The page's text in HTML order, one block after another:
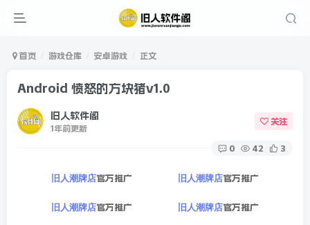
首页 游戏仓库 安卓游戏 正文
Android 愤怒的方块猪v1.0
旧人软件阁
1年前更新
关注
0 42 3
旧人潮牌店官方推广 旧人潮牌店官方推广
旧人潮牌店官方推广 旧人潮牌店官方推广